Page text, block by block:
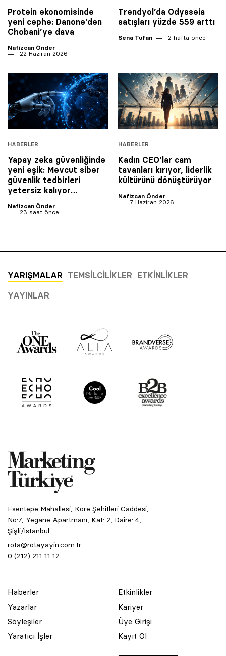
Protein ekonomisinde
yeni cephe: Danone’den
Chobani’ye dava
Nafizcan Önder
22 Haziran 2026
Trendyol’da Odysseia
satışları ‎yüzde 559 arttı
Sena Tufan 2 hafta önce
HABERLER
Yapay zeka güvenliğinde
yeni eşik: Mevcut siber
güvenlik tedbirleri
yetersiz kalıyor…
Nafizcan Önder
23 saat önce
HABERLER
Kadın CEO’lar cam
tavanları kırıyor, liderlik
kültürünü dönüştürüyor
Nafizcan Önder
7 Haziran 2026
YARIŞMALAR TEMSILCILIKLER ETKINLIKLER
YAYINLAR
Esentepe Mahallesi, Kore Şehitleri Caddesi,
No:7, Yegane Apartmanı, Kat: 2, Daire: 4,
Şişli/İstanbul
rota@rotayayin.com.tr
0 (212) 211 11 12
Haberler
Yazarlar
Söyleşiler
Yaratıcı İşler
Etkinlikler
Kariyer
Üye Girişi
Kayıt Ol